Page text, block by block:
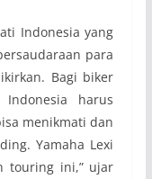
Indonesia yang
para
Bagi biker
harus
menikmati dan
Yamaha Lexi
touring ini,” ujar